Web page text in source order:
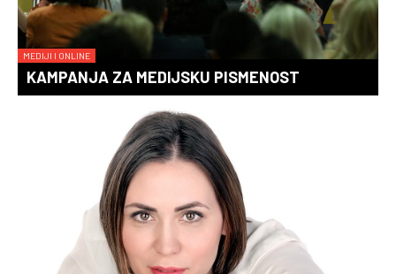
MEDIJI I ONLINE
KAMPANJA ZA MEDIJSKU PISMENOST